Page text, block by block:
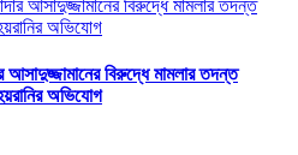
আসাদুজ্জামানের বিরুদ্ধে মামলার তদন্ত
অভিযোগ